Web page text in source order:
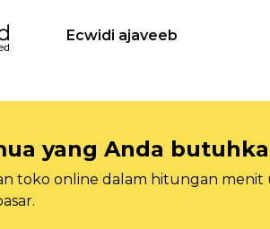
Ecwidi ajaveeb
yang Anda
toko online dalam hitungan menit